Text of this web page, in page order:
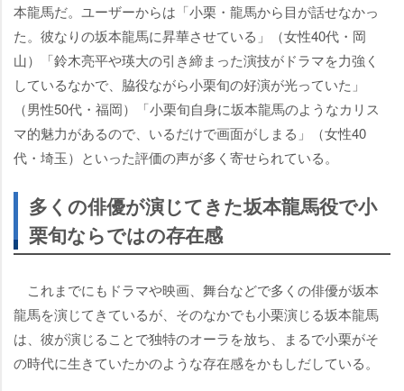
本龍馬だ。ユーザーからは「小栗・龍馬から目が話せなかっ
た。彼なりの坂本龍馬に昇華させている」（女性40代・岡
山）「鈴木亮平や瑛大の引き締まった演技がドラマを力強く
しているなかで、脇役ながら小栗旬の好演が光っていた」
（男性50代・福岡）「小栗旬自身に坂本龍馬のようなカリス
マ的魅力があるので、いるだけで画面がしまる」（女性40
代・埼玉）といった評価の声が多く寄せられている。
多くの俳優が演じてきた坂本龍馬役で小
栗旬ならではの存在感
これまでにもドラマや映画、舞台などで多くの俳優が坂本
龍馬を演じてきているが、そのなかでも小栗演じる坂本龍馬
は、彼が演じることで独特のオーラを放ち、まるで小栗がそ
の時代に生きていたかのような存在感をかもしだしている。